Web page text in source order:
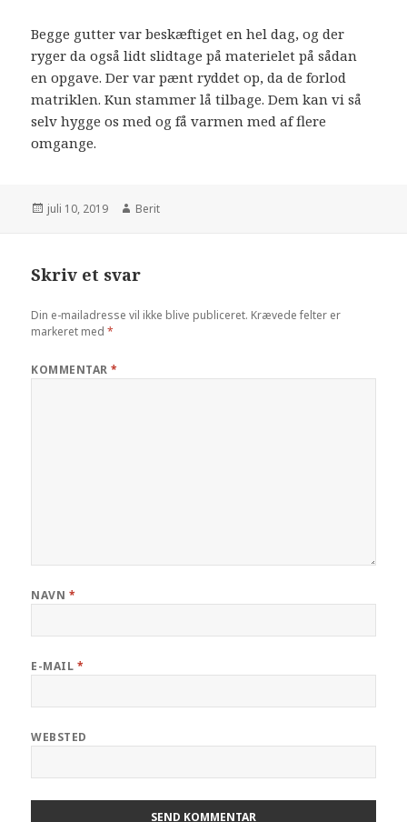
Begge gutter var beskæftiget en hel dag, og der
ryger da også lidt slidtage på materielet på sådan
en opgave. Der var pænt ryddet op, da de forlod
matriklen. Kun stammer lå tilbage. Dem kan vi så
selv hygge os med og få varmen med af flere
omgange.
juli 10, 2019 Berit
Skriv et svar
Din e-mailadresse vil ikke blive publiceret. Krævede felter er
markeret med*
KOMMENTAR*
NAVN *
E-MAIL *
WEBSTED